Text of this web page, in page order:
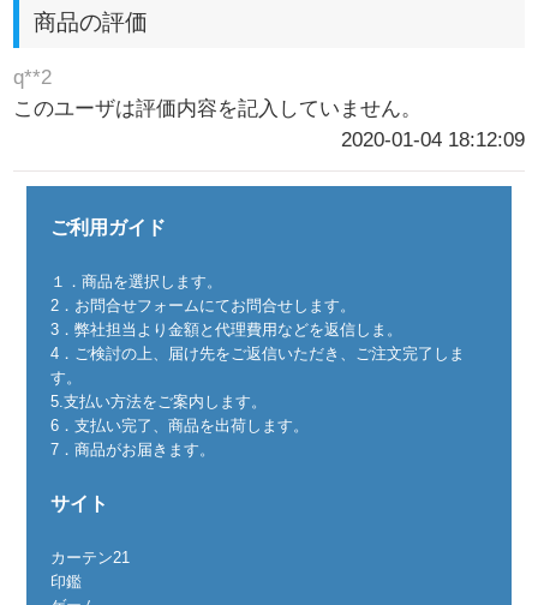
商品の評価
q**2
このユーザは評価内容を記入していません。
2020-01-04 18:12:09
ご利用ガイド
１．商品を選択します。
2．お問合せフォームにてお問合せします。
3．弊社担当より金額と代理費用などを返信しま。
4．ご検討の上、届け先をご返信いただき、ご注文完了しま
す。
5.支払い方法をご案内します。
6．支払い完了、商品を出荷します。
7．商品がお届きます。
サイト
カーテン21
印鑑